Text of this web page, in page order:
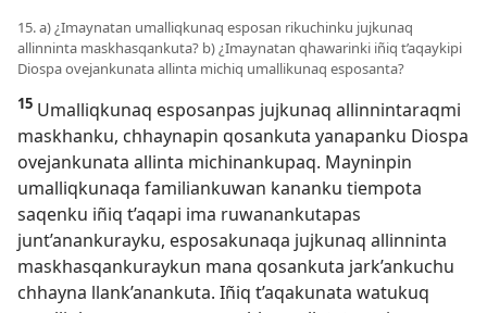
15. a) ¿Imaynatan umalliqkunaq esposan rikuchinku jujkunaq
allinninta maskhasqankuta? b) ¿Imaynatan qhawarinki iñiq t’aqaykipi
Diospa ovejankunata allinta michiq umallikunaq esposanta?
15 Umalliqkunaq esposanpas jujkunaq allinnintaraqmi
maskhanku, chhaynapin qosankuta yanapanku Diospa
ovejankunata allinta michinankupaq. Mayninpin
umalliqkunaqa familiankuwan kananku tiempota
saqenku iñiq t’aqapi ima ruwanankutapas
junt’anankurayku, esposakunaqa jujkunaq allinninta
maskhasqankuraykun mana qosankuta jark’ankuchu
chhayna llank’anankuta. Iñiq t’aqakunata watukuq